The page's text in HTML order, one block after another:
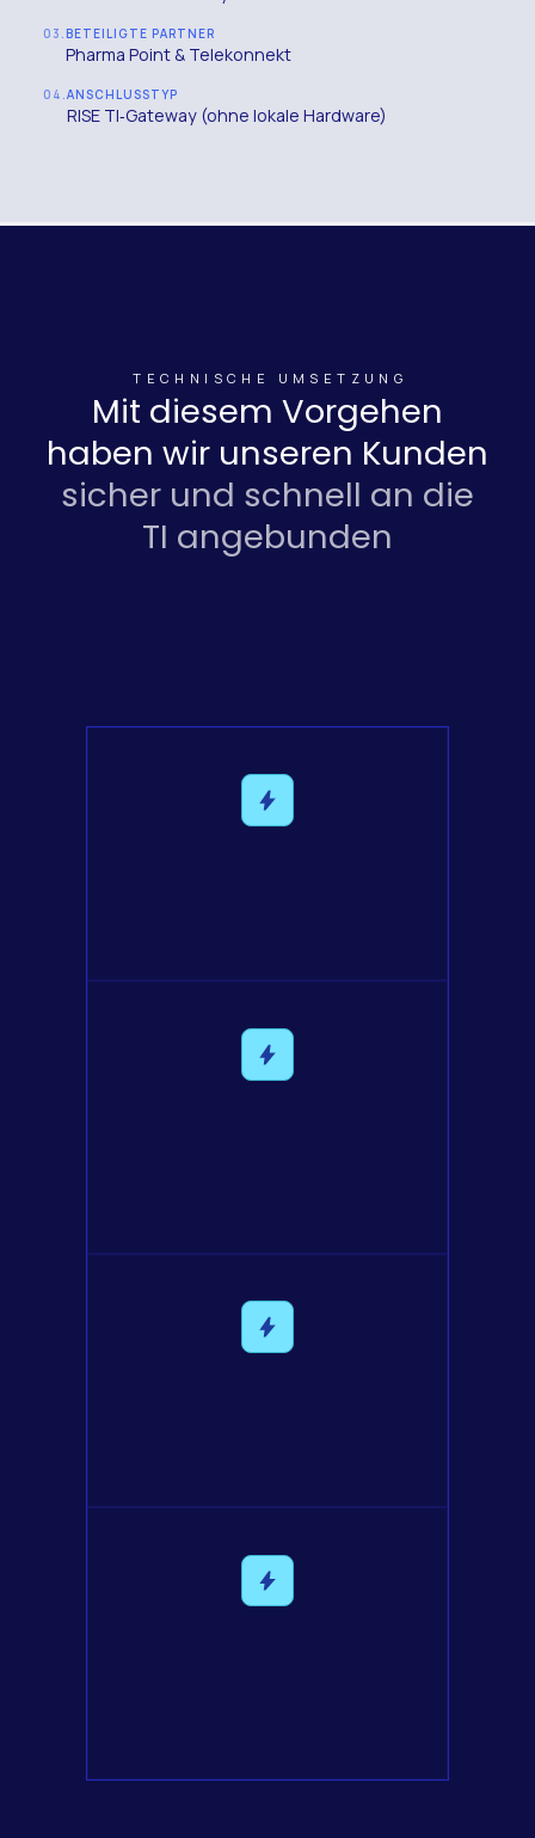
03. BETEILIGTE PARTNER
Pharma Point & Telekonnekt
04.ANSCHLUSSTYP
RISE TI‑Gateway (ohne lokale Hardware)
TECHNISCHE UMSETZUNG
Mit diesem Vorgehen
haben wir unseren Kunden
sicher und schnell an die
TI angebunden